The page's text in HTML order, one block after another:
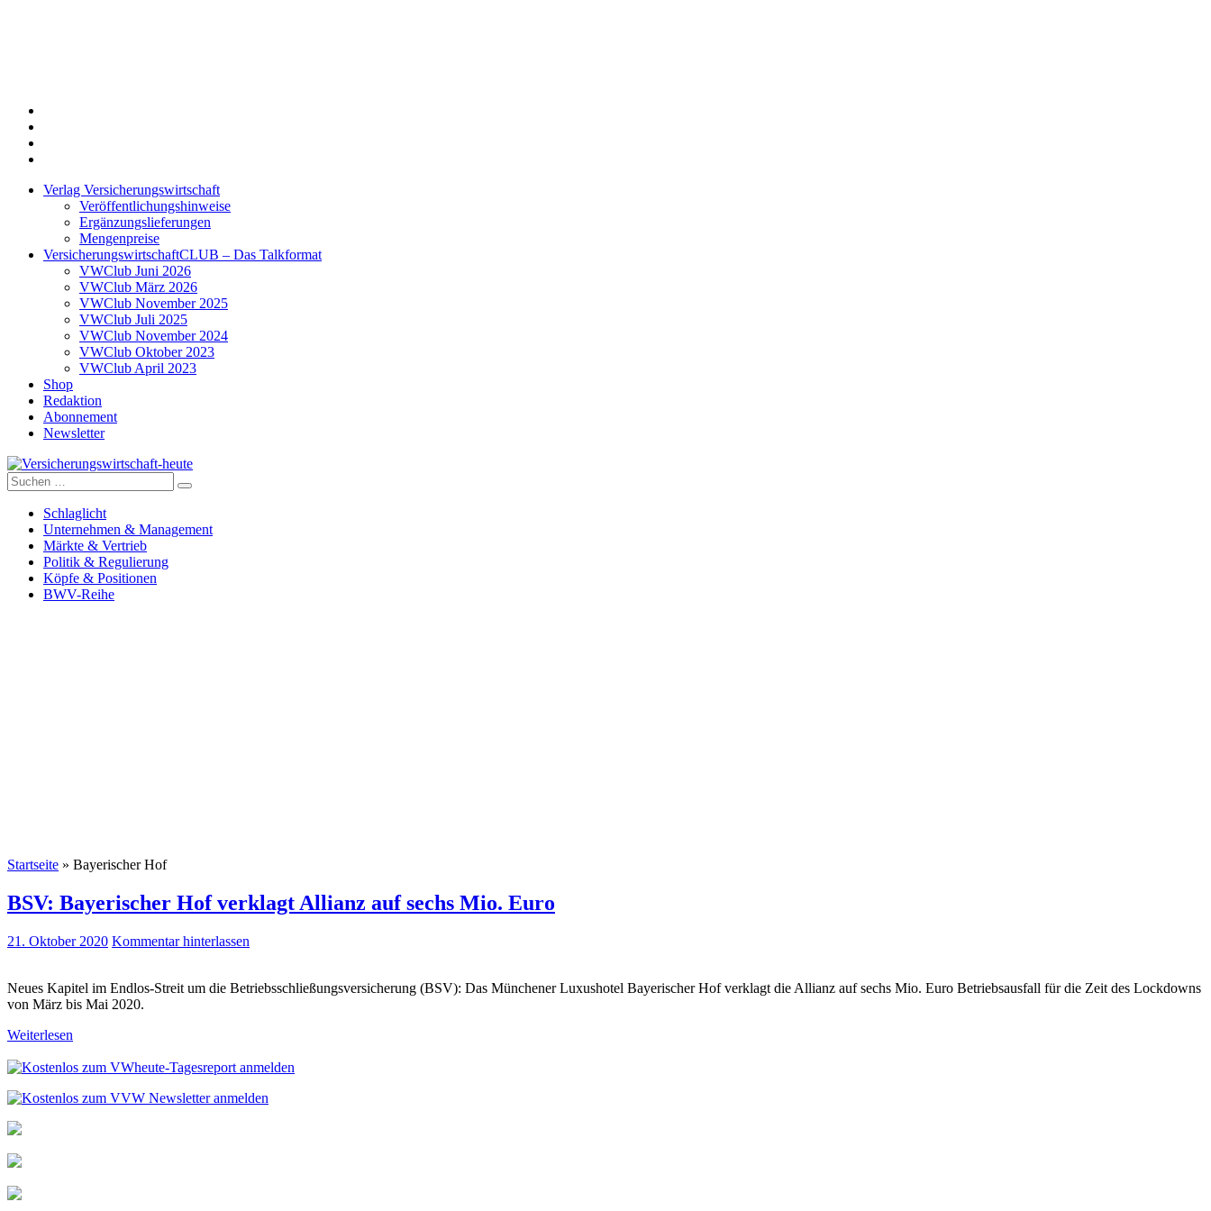
Verlag Versicherungswirtschaft
Veröffentlichungshinweise
Ergänzungslieferungen
Mengenpreise
VersicherungswirtschaftCLUB – Das Talkformat
VWClub Juni 2026
VWClub März 2026
VWClub November 2025
VWClub Juli 2025
VWClub November 2024
VWClub Oktober 2023
VWClub April 2023
Shop
Redaktion
Abonnement
Newsletter
Versicherungswirtschaft-heute
Suche
nach:
Schlaglicht
Unternehmen & Management
Märkte & Vertrieb
Politik & Regulierung
Köpfe & Positionen
BWV-Reihe
Startseite » Bayerischer Hof
BSV: Bayerischer Hof verklagt Allianz auf sechs Mio. Euro
21. Oktober 2020 Kommentar hinterlassen
Neues Kapitel im Endlos-Streit um die Betriebsschließungsversicherung (BSV): Das Münchener Luxushotel Bayerischer Hof verklagt die Allianz auf sechs Mio. Euro Betriebsausfall für die Zeit des Lockdowns
von März bis Mai 2020.
Weiterlesen